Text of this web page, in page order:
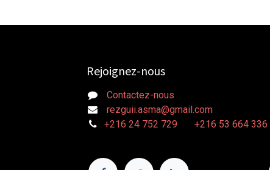
Rejoignez-nous
Contactez-nous
rezguii.asma@gmail.com
+216 24 752 729
+216 53 664 336